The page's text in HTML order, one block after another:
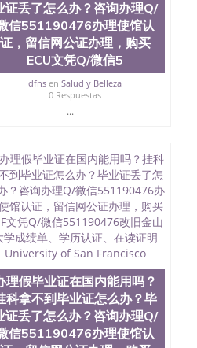
，是加州历史悠久的大
公顷。它是一所位于加利
，浓厚的多元化学术氛
每年有来自世界各地的成
习机会和影响力的高等教
今美国大学教学排名中表
谷公司甚至在学生大三和
州立大学系统(CSU), 圣何
和65个硕士学科，并有来
管理学，艺术设计，和航
同国家的专业人士前来研
公司确认到账转制作点做电
成品做好拍照或者视频确认
材料 1、教育部学历学位认
真实存档可查。 3、留信网
筑学院、商学院、交流学
与科学学院、人文学院、
五名，且继续攀升中。纽
、财务、教育、建筑工
学、农业、环境污染控
航天工程、土木工程、数
、物理学、人工智能、商
证丢了怎么办？咨询办理Q/
信551190476办理使馆认
证，留信网公证办理，购买
ECU文凭Q/微信5
dfns enSalud y Belleza
0 Respuestas
...
理假毕业证在国内能用吗？
科拿不到毕业证怎么办？毕
证丢了怎么办？咨询办理Q/
信551190476办理使馆认